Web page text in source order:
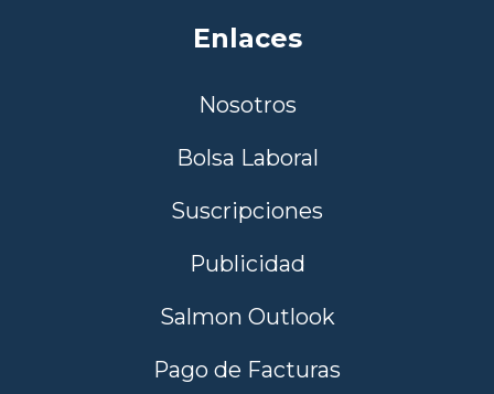
Enlaces
Nosotros
Bolsa Laboral
Suscripciones
Publicidad
Salmon Outlook
Pago de Facturas